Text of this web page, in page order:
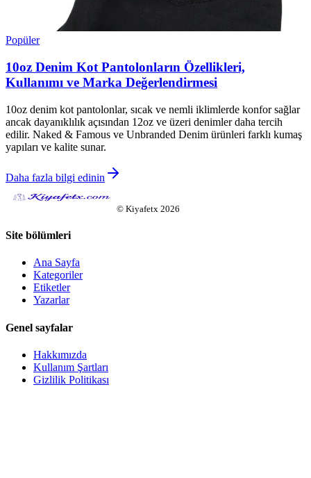
Popüler
10oz Denim Kot Pantolonların Özellikleri,
Kullanımı ve Marka Değerlendirmesi
10oz denim kot pantolonlar, sıcak ve nemli iklimlerde konfor sağlar
ancak dayanıklılık açısından 12oz ve üzeri denimler daha tercih
edilir. Naked & Famous ve Unbranded Denim ürünleri farklı kumaş
yapıları ve kalite sunar.
Daha fazla bilgi edinin
© Kiyafetx 2026
Site bölümleri
Ana Sayfa
Kategoriler
Etiketler
Yazarlar
Genel sayfalar
Hakkımızda
Kullanım Şartları
Gizlilik Politikası